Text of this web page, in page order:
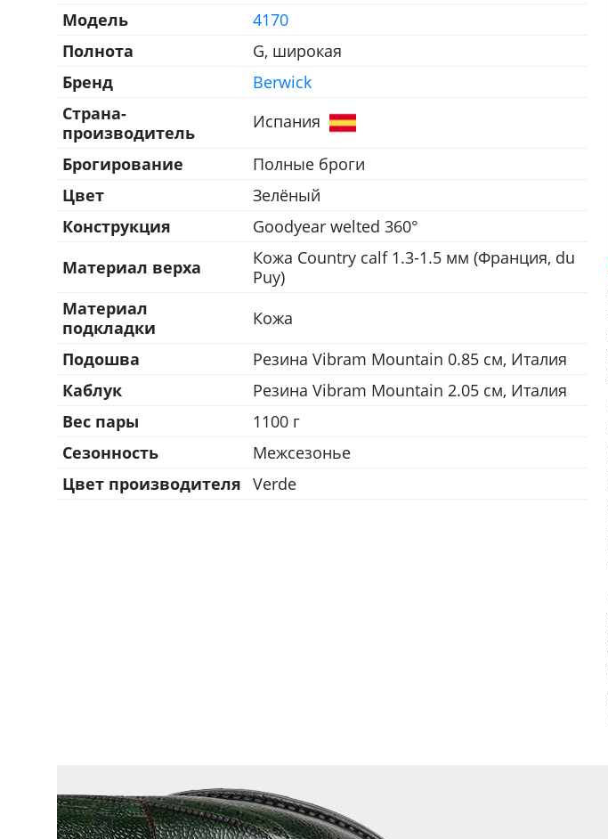
Модель
4170
Полнота
G, широкая
Бренд
Berwick
Страна-
производитель
Испания
Брогирование
Полные броги
Цвет
Зелёный
Конструкция
Goodyear welted 360°
Материал верха
Кожа Country calf 1.3-1.5 мм (Франция, du
Puy)
Материал
подкладки
Кожа
Подошва
Резина Vibram Mountain 0.85 см, Италия
Каблук
Резина Vibram Mountain 2.05 см, Италия
Вес пары
1100 г
Сезонность
Межсезонье
Цвет производителя Verde